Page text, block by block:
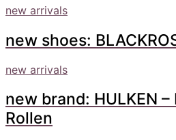
new arrivals
new shoes:
new arrivals
new brand: HULKEN
Rollen